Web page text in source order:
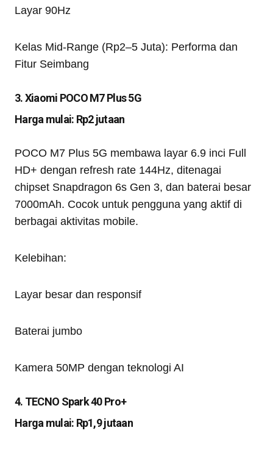
Layar 90Hz
Kelas Mid-Range (Rp2–5 Juta): Performa dan
Fitur Seimbang
3. Xiaomi POCO M7 Plus 5G
Harga mulai: Rp2 jutaan
POCO M7 Plus 5G membawa layar 6.9 inci Full
HD+ dengan refresh rate 144Hz, ditenagai
chipset Snapdragon 6s Gen 3, dan baterai besar
7000mAh. Cocok untuk pengguna yang aktif di
berbagai aktivitas mobile.
Kelebihan:
Layar besar dan responsif
Baterai jumbo
Kamera 50MP dengan teknologi AI
4. TECNO Spark 40 Pro+
Harga mulai: Rp1,9 jutaan